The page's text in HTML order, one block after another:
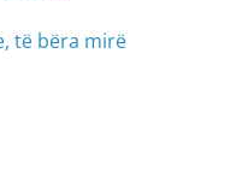
të bëra mirë